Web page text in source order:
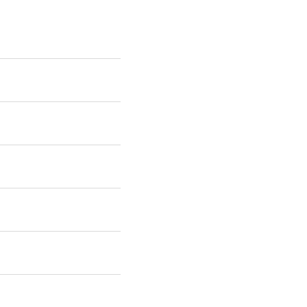
Probepaket selbst
in der Ihr alle
So kannst du es
Uns einfach
desto
den Konfigurator.
Kreativität freien Lauf
Informationen,
Zusätzlich bieten wir
abgeschlossen
WhatsApp